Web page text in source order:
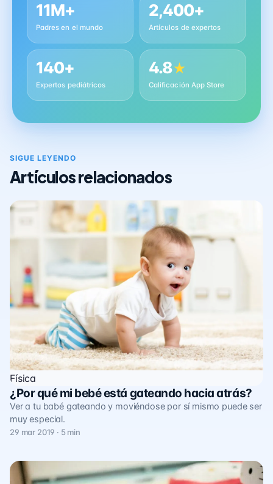
11M+
Padres en el mundo
2,400+
Artículos de expertos
140+
Expertos pediátricos
4.8★
Calificación App Store
SIGUE LEYENDO
Artículos relacionados
Física
¿Por qué mi bebé está gateando hacia atrás?
Ver a tu babé gateando y moviéndose por sí mismo puede ser
muy especial.
29 mar 2019 · 5 min